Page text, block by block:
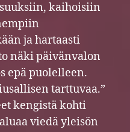
kaihoisiin
ja hartaasti
näki päivänvalon
epä puolelleen.
tarttuvaa.”
kengistä kohti
viedä yleisön